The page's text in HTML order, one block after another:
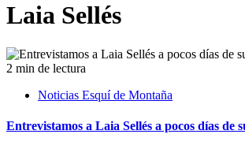
Laia Sellés
2 min de lectura
Noticias Esquí de Montaña
Entrevistamos a Laia Sellés a pocos días